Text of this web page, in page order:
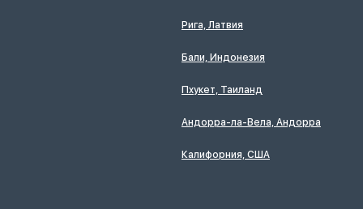
Рига, Латвия
Бали, Индонезия
Пхукет, Таиланд
Андорра-ла-Вела, Андорра
Калифорния, США